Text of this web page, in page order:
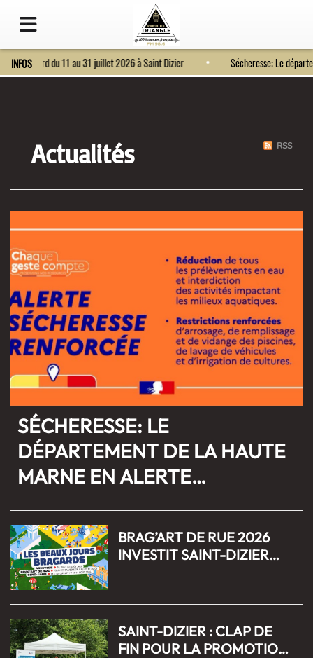
INFOS
Fort Bragard du 11 au 31 juillet 2026 à Saint Dizier Sécheresse: Le
Actualités RSS
SÉCHERESSE: LE
DÉPARTEMENT DE LA HAUTE
MARNE EN ALERTE
BRAG’ART DE RUE 2026
INVESTIT SAINT-DIZIER
SAINT-DIZIER : CLAP DE
FIN POUR LA PROMOTION